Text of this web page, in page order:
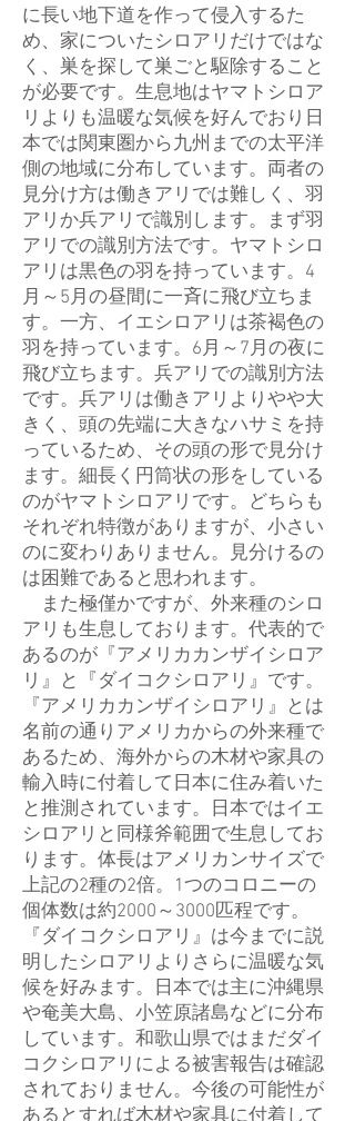
に長い地下道を作って侵入するた
め、家についたシロアリだけではな
く、巣を探して巣ごと駆除すること
が必要です。生息地はヤマトシロア
リよりも温暖な気候を好んでおり日
本では関東圏から九州までの太平洋
側の地域に分布しています。両者の
見分け方は働きアリでは難しく、羽
アリか兵アリで識別します。まず羽
アリでの識別方法です。ヤマトシロ
アリは黒色の羽を持っています。4
月～5月の昼間に一斉に飛び立ちま
す。一方、イエシロアリは茶褐色の
羽を持っています。6月～7月の夜に
飛び立ちます。兵アリでの識別方法
です。兵アリは働きアリよりやや大
きく、頭の先端に大きなハサミを持
っているため、その頭の形で見分け
ます。細長く円筒状の形をしている
のがヤマトシロアリです。どちらも
それぞれ特徴がありますが、小さい
のに変わりありません。見分けるの
は困難であると思われます。
また極僅かですが、外来種のシロ
アリも生息しております。代表的で
あるのが『アメリカカンザイシロア
リ』と『ダイコクシロアリ』です。
『アメリカカンザイシロアリ』とは
名前の通りアメリカからの外来種で
あるため、海外からの木材や家具の
輸入時に付着して日本に住み着いた
と推測されています。日本ではイエ
シロアリと同様斧範囲で生息してお
ります。体長はアメリカンサイズで
上記の2種の2倍。1つのコロニーの
個体数は約2000～3000匹程です。
『ダイコクシロアリ』は今までに説
明したシロアリよりさらに温暖な気
候を好みます。日本では主に沖縄県
や奄美大島、小笠原諸島などに分布
しています。和歌山県ではまだダイ
コクシロアリによる被害報告は確認
されておりません。今後の可能性が
あるとすれば木材や家具に付着して